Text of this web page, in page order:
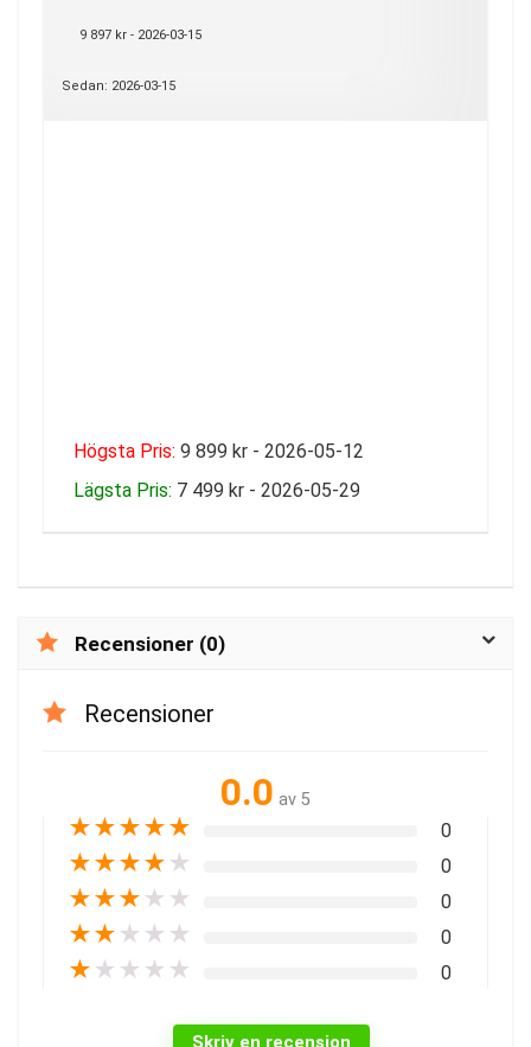
9 897 kr - 2026-03-15
Sedan: 2026-03-15
Högsta Pris: 9 899 kr - 2026-05-12
Lägsta Pris: 7 499 kr - 2026-05-29
Recensioner (0)
Recensioner
0.0 av 5
★★★★★ 0
★★★★ ★ 0
★★★ ★ ★ 0
★★ ★ ★ ★ 0
★ ★ ★ ★ ★ 0
Skriv en recension